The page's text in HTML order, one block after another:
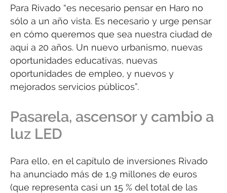
Para Rivado “es necesario pensar en Haro no
sólo a un año vista. Es necesario y urge pensar
en cómo queremos que sea nuestra ciudad de
aquí a 20 años. Un nuevo urbanismo, nuevas
oportunidades educativas, nuevas
oportunidades de empleo, y nuevos y
mejorados servicios públicos”.
Pasarela, ascensor y cambio a
luz LED
Para ello, en el capítulo de inversiones Rivado
ha anunciado más de 1,9 millones de euros
(que representa casi un 15 % del total de las